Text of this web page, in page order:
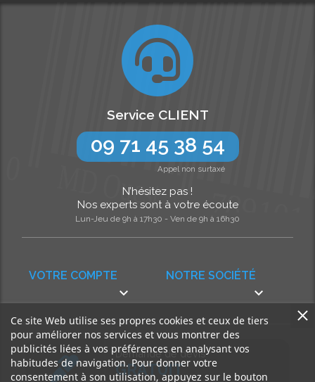
NOTRE SOCIÉTÉ

VOTRE COMPTE

Service CLIENT
09 71 45 38 54
Appel non surtaxé
N’hésitez pas !
Nos experts sont à votre écoute
Lun-Jeu de 9h à 17h30 - Ven de 9h à 16h30
Demande de devis
GRATUIT
Ce site Web utilise ses propres cookies et ceux de tiers
pour améliorer nos services et vous montrer des
publicités liées à vos préférences en analysant vos
habitudes de navigation. Pour donner votre
consentement à son utilisation, appuyez sur le bouton